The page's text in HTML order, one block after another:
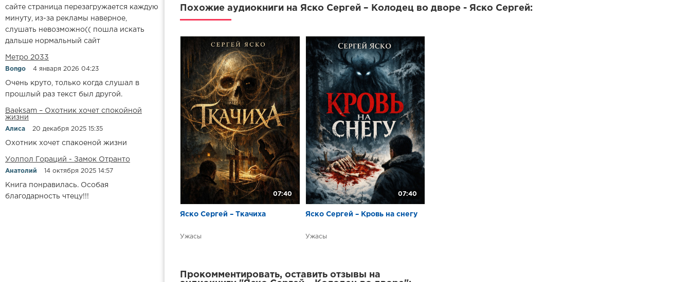
сайте страница перезагружается каждую
минуту, из-за рекламы наверное,
слушать невозможно(( пошла искать
дальше нормальный сайт
Метро 2033
Bongo 4 января 2026 04:23
Очень круто, только когда слушал в
прошлый раз текст был другой.
Baeksam – Охотник хочет спокойной
жизни
Алиса 20 декабря 2025 15:35
Охотник хочет спакоеной жизни
Уолпол Гораций - Замок Отранто
Анатолий 14 октября 2025 14:57
Книга понравилась. Особая
благодарность чтецу!!!
Похожие аудиокниги на Яско Сергей – Колодец во дворе - Яско Сергей:
07:40
Яско Сергей – Ткачиха
Ужасы
07:40
Яско Сергей – Кровь на снегу
Ужасы
Прокомментировать, оставить отзывы на